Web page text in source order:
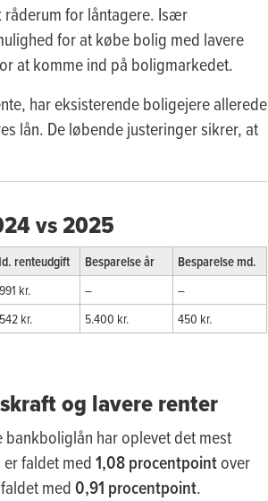
for låntagere. Især
for at købe bolig med lavere
at komme ind på boligmarkedet.
har eksisterende boligejere allerede
lån. De løbende justeringer sikrer, at
vs 2025
renteudgift Besparelse år
Besparelse md.
kr. –
–
kr. 5.400 kr. 450 kr.
og lavere renter
har oplevet det mest
er faldet med1,08 procentpointover
med0,91 procentpoint.